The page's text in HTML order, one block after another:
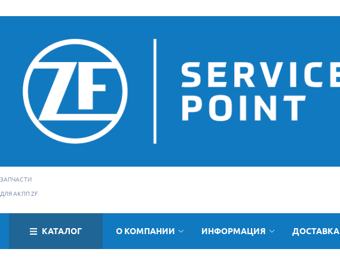
ЗАПЧАСТИ
ДЛЯ АКПП ZF
КАТАЛОГ О КОМПАНИИ ИНФОРМАЦИЯ ДОСТАВКА